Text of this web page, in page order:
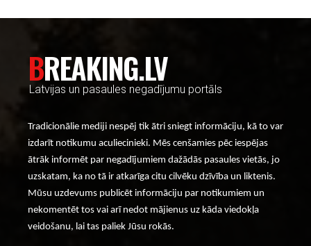
BREAKING.LV
Latvijas un pasaules negadījumu portāls
Tradicionālie mediji nespēj tik ātri sniegt informāciju, kā to var
izdarīt notikumu aculiecinieki. Mēs cenšamies pēc iespējas
ātrāk informēt par negadījumiem dažādās pasaules vietās, jo
uzskatam, ka no tā ir atkarīga citu cilvēku dzīvība un liktenis.
Mūsu uzdevums publicēt informāciju par notikumiem un
nekomentēt tos vai arī nedot mājienus uz kāda viedokļa
veidošanu, lai tas paliek Jūsu rokās.